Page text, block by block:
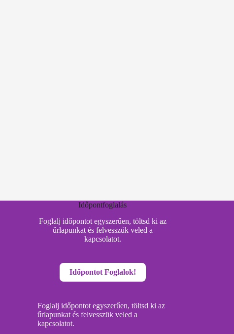
Időpontfoglalás
Foglalj időpontot egyszerűen, töltsd ki az
űrlapunkat és felvesszük veled a
kapcsolatot.
Időpontot Foglalok!
Foglalj időpontot egyszerűen, töltsd ki az
űrlapunkat és felvesszük veled a
kapcsolatot.